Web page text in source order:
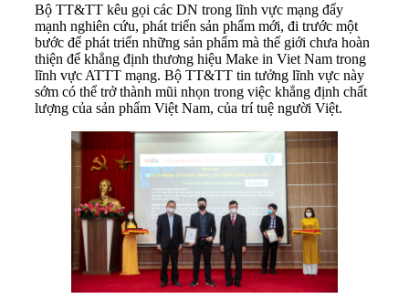
Bộ TT&TT kêu gọi các DN trong lĩnh vực mạng đẩy
mạnh nghiên cứu, phát triển sản phẩm mới, đi trước một
bước để phát triển những sản phẩm mà thế giới chưa hoàn
thiện để khẳng định thương hiệu Make in Viet Nam trong
lĩnh vực ATTT mạng. Bộ TT&TT tin tưởng lĩnh vực này
sớm có thể trở thành mũi nhọn trong việc khẳng định chất
lượng của sản phẩm Việt Nam, của trí tuệ người Việt.